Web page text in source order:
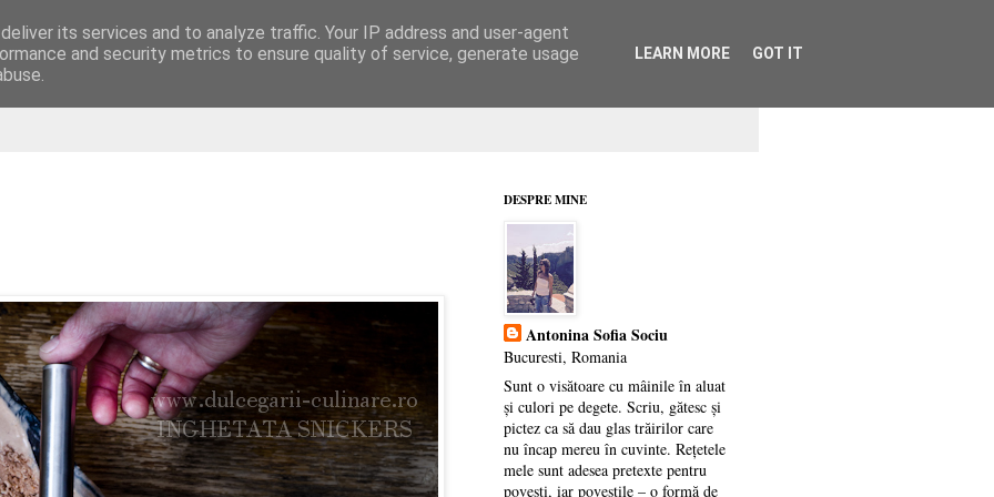
DESPRE MINE
Antonina Sofia Sociu
Bucuresti, Romania
Sunt o visătoare cu mâinile în aluat
și culori pe degete. Scriu, gătesc și
pictez ca să dau glas trăirilor care
nu încap mereu în cuvinte. Rețetele
mele sunt adesea pretexte pentru
povești, iar poveștile – o formă de
its services and to analyze traffic. Your IP address and user-agent
and security metrics to ensure quality of service, generate usage
LEARN MORE GOT IT